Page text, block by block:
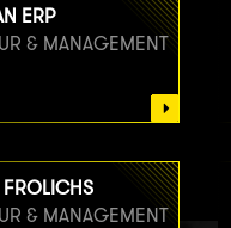
ERP
& MANAGEMENT
FROLICHS
& MANAGEMENT